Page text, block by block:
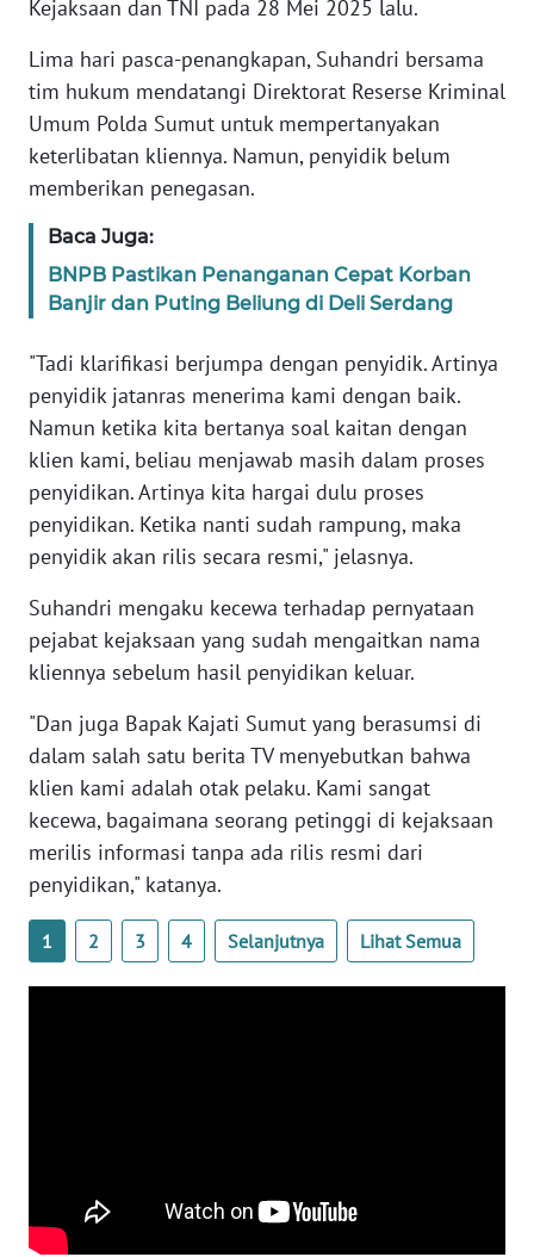
Kejaksaan dan TNI pada 28 Mei 2025 lalu.
Lima hari pasca-penangkapan, Suhandri bersama
tim hukum mendatangi Direktorat Reserse Kriminal
Umum Polda Sumut untuk mempertanyakan
keterlibatan kliennya. Namun, penyidik belum
memberikan penegasan.
Baca Juga:
BNPB Pastikan Penanganan Cepat Korban
Banjir dan Puting Beliung di Deli Serdang
"Tadi klarifikasi berjumpa dengan penyidik. Artinya
penyidik jatanras menerima kami dengan baik.
Namun ketika kita bertanya soal kaitan dengan
klien kami, beliau menjawab masih dalam proses
penyidikan. Artinya kita hargai dulu proses
penyidikan. Ketika nanti sudah rampung, maka
penyidik akan rilis secara resmi," jelasnya.
Suhandri mengaku kecewa terhadap pernyataan
pejabat kejaksaan yang sudah mengaitkan nama
kliennya sebelum hasil penyidikan keluar.
"Dan juga Bapak Kajati Sumut yang berasumsi di
dalam salah satu berita TV menyebutkan bahwa
klien kami adalah otak pelaku. Kami sangat
kecewa, bagaimana seorang petinggi di kejaksaan
merilis informasi tanpa ada rilis resmi dari
penyidikan," katanya.
1 2 3 4 Selanjutnya Lihat Semua
JAKARTA
WN
JABAR
BANTEN
WN
WN
KEPRI
WN
PAPUA
WN
BARAT
WN
WN
SERAMBI
WN
JAMBI
SULTRA
SULBAR